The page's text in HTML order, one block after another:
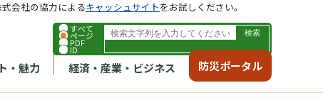
すべて
ページ
PDF
ID
・魅力 経済・産業・ビジネス 防災ポータル
会社の協力によるキャッシュサイトをお試しください。